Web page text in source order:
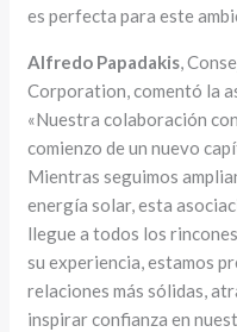
es perfecta para este
Alfredo Papadakis,
Corporation, comentó la
«Nuestra colaboración
comienzo de un nuevo
Mientras seguimos
energía solar, esta
llegue a todos los
su experiencia, estamos
relaciones más sólidas,
inspirar confianza en